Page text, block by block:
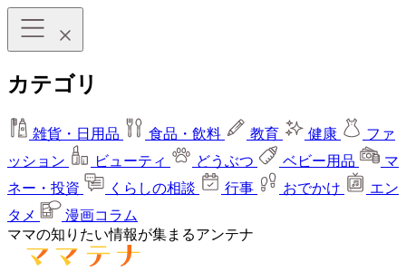
カテゴリ
雑貨・日用品 食品・飲料 教育 健康
ファ
ッション
ビューティ どうぶつ ベビー用品
マ
ネー・投資
くらしの相談 行事 おでかけ
エン
タメ
漫画コラム
ママの知りたい情報が集まるアンテナ